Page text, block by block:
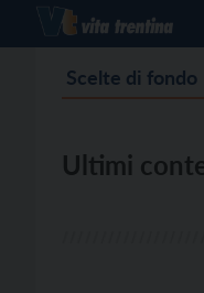
Scelte di fondo
Ultimi